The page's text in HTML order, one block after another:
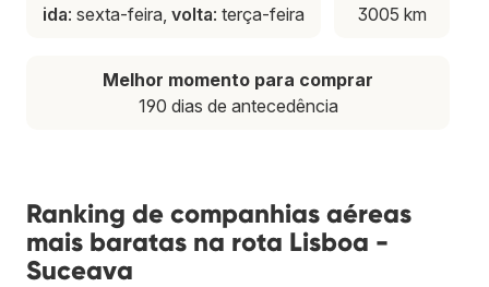
ida: sexta-feira, volta: terça-feira
3005 km
Melhor momento para comprar
190 dias de antecedência
Ranking de companhias aéreas
mais baratas na rota Lisboa -
Suceava